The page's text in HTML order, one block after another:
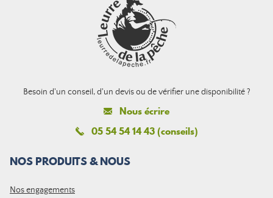
Besoin d'un conseil, d'un devis ou de vérifier une disponibilité ?
Nous écrire
05 54 54 14 43 (conseils)
NOS PRODUITS & NOUS
Nos engagements